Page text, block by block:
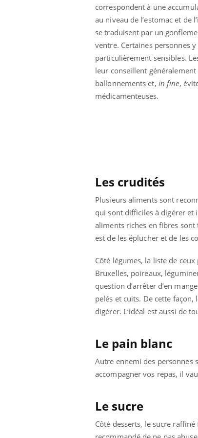
correspondent à une
au niveau de l’estomac et de
se traduisent par un
ventre. Certaines personnes
particulièrement sensibles.
leur conseillent
ballonnements et, in fine,
médicamenteuses.
Les crudités
Plusieurs aliments sont
qui sont difficiles à digérer et
aliments riches en fibres sont
est de les éplucher et de les
Côté légumes, la liste de
Bruxelles, poireaux,
question d’arrêter d’en
pelés et cuits. De cette
digérer. L’idéal est aussi de
Le pain blanc
Autre ennemi des personnes
accompagner vos repas, il
Le sucre
Côté desserts, le sucre
Comment oublier les
écrans en vacances ?
Toujours connectés :
comment le travail
empiète de plus en plus
sur nos soirées
Cancer colorectal : une